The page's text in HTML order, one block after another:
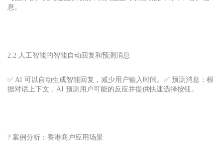
息。
2.2 人工智能的智能自动回复和预测消息
✅ AI 可以自动生成智能回复，减少用户输入时间。✅ 预测消息：根
据对话上下文，AI 预测用户可能的反应并提供快速选择按钮。
? 案例分析：香港商户应用场景